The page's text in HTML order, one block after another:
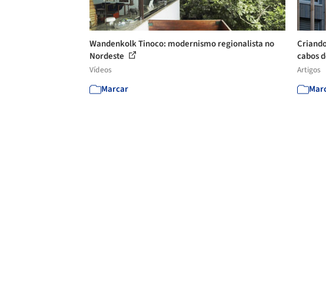
Wandenkolk Tinoco: modernismo regionalista no
Nordeste
Vídeos
Marcar
cabos
Artigos